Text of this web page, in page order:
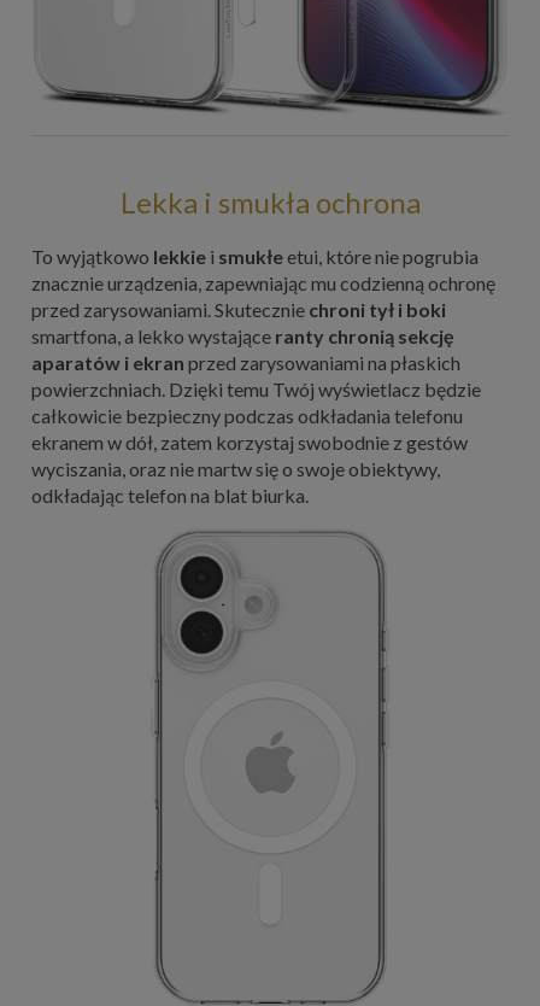
Lekka i smukła ochrona
To wyjątkowo lekkie i smukłeetui, które nie pogrubia
znacznie urządzenia, zapewniając mu codzienną ochronę
przed zarysowaniami. Skutecznie chroni tył i boki
smartfona, a lekko wystające ranty chronią sekcję
aparatów i ekran przed zarysowaniami na płaskich
powierzchniach. Dzięki temu Twój wyświetlacz będzie
całkowicie bezpieczny podczas odkładania telefonu
ekranem w dół, zatem korzystaj swobodnie z gestów
wyciszania, oraz nie martw się o swoje obiektywy,
odkładając telefon na blat biurka.